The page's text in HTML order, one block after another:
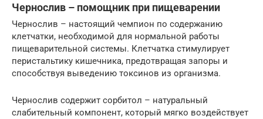
Чернослив – помощник при пищеварении
Чернослив – настоящий чемпион по содержанию
клетчатки, необходимой для нормальной работы
пищеварительной системы. Клетчатка стимулирует
перистальтику кишечника, предотвращая запоры и
способствуя выведению токсинов из организма.
Чернослив содержит сорбитол – натуральный
слабительный компонент, который мягко воздействует